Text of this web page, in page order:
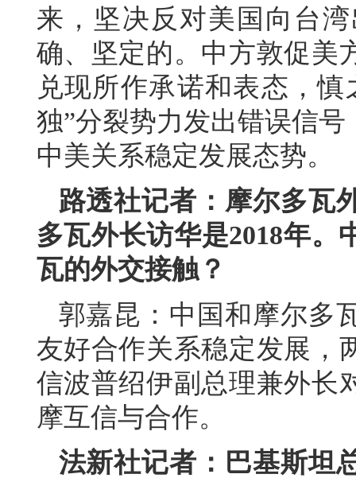
来，坚决反对美国向台
确、坚定的。中方敦促美
兑现所作承诺和表态，
独”分裂势力发出错误信
中美关系稳定发展态势。
路透社记者：摩尔多瓦
多瓦外长访华是2018年
瓦的外交接触？
郭嘉昆：中国和摩尔多
友好合作关系稳定发展，
信波普绍伊副总理兼外长
摩互信与合作。
法新社记者：巴基斯坦